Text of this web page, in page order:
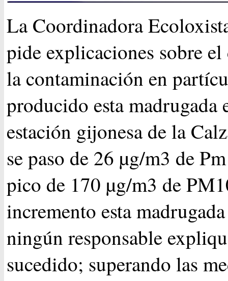
La Coordinadora
pide explicaciones sobre
la contaminación en
producido esta madrugada
estación gijonesa de la
se paso de 26 µg/m3 de
pico de 170 µg/m3 de
incremento esta
ningún responsable
sucedido; superando las